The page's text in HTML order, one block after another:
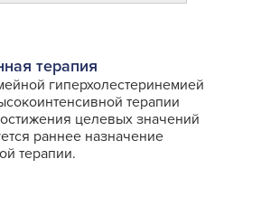
терапия
гиперхолестеринемией
терапии
целевых значений
раннее назначение
терапии.